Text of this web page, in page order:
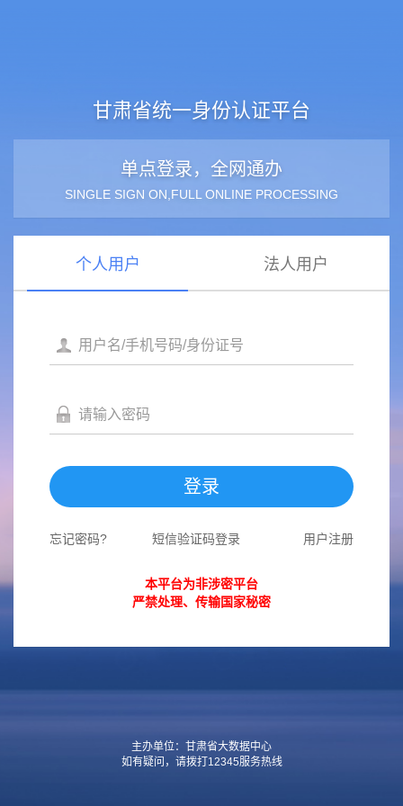
甘肃省统一身份认证平台
单点登录，全网通办
SINGLE SIGN ON,FULL ONLINE PROCESSING
个人用户 法人用户
登录
短信验证码登录 用户注册
忘记密码?
本平台为非涉密平台
严禁处理、传输国家秘密
主办单位：甘肃省大数据中心
如有疑问，请拨打12345服务热线